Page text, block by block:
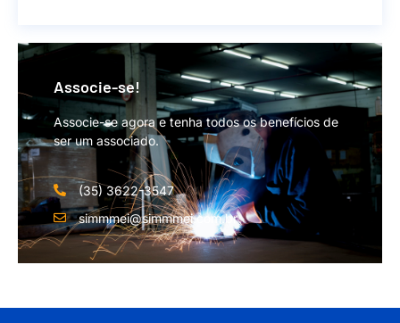
Associe-se!
Associe-se agora e tenha todos os benefícios de
ser um associado.
(35) 3622-3547
simmmei@simmmei.com.br